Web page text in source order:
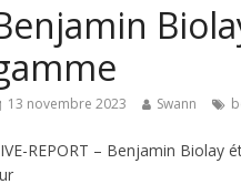
13 novembre 2023 Swann
REPORT – Benjamin Biolay